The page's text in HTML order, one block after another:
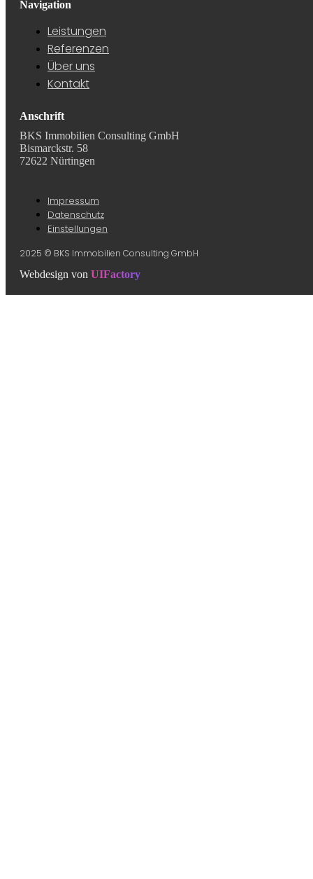
Navigation
Leistungen
Referenzen
Über uns
Kontakt
Anschrift
BKS Immobilien Consulting GmbH
Bismarckstr. 58
72622 Nürtingen
Impressum
Datenschutz
Einstellungen
2025 © BKS Immobilien Consulting GmbH
Webdesign von UIFactory